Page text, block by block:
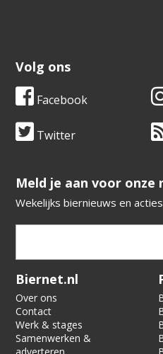
Volg ons
Facebook
Twitter
​​​​​​​Meld je aan voor onze
Wekelijks biernieuws en
Verification code:
Biernet.nl
Over ons
Contact
Werk & stages
Samenwerken &